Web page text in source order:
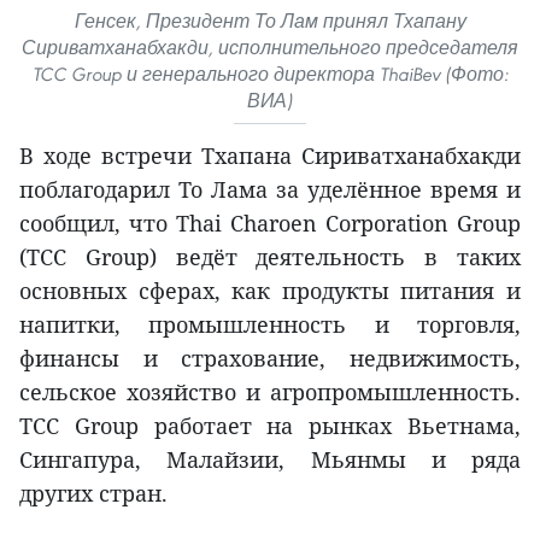
Генсек, Президент То Лам принял Тхапану
Сириватханабхакди, исполнительного председателя
TCC Group и генерального директора ThaiBev (Фото:
ВИА)
В ходе встречи Тхапана Сириватханабхакди
поблагодарил То Лама за уделённое время и
сообщил, что Thai Charoen Corporation Group
(TCC Group) ведёт деятельность в таких
основных сферах, как продукты питания и
напитки, промышленность и торговля,
финансы и страхование, недвижимость,
сельское хозяйство и агропромышленность.
TCC Group работает на рынках Вьетнама,
Сингапура, Малайзии, Мьянмы и ряда
других стран.